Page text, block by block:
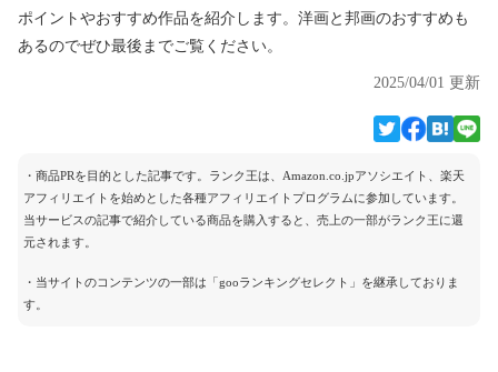
ポイントやおすすめ作品を紹介します。洋画と邦画のおすすめも
あるのでぜひ最後までご覧ください。
2025/04/01 更新
・商品PRを目的とした記事です。ランク王は、Amazon.co.jpアソシエイト、楽天
アフィリエイトを始めとした各種アフィリエイトプログラムに参加しています。
当サービスの記事で紹介している商品を購入すると、売上の一部がランク王に還
元されます。
・当サイトのコンテンツの一部は「gooランキングセレクト」を継承しておりま
す。